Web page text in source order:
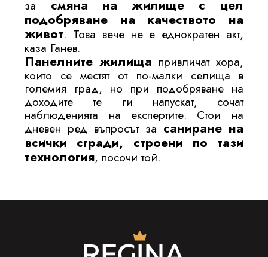
за смяна на жилище с цел
подобряване на качеството на
живот. Това вече не е еднократен акт,
каза Ганев.
Панелните жилища привличат хора,
които се местят от по-малки селища в
големия град, но при подобряване на
доходите те ги напускат, сочат
наблюденията на експертите. Стои на
дневен ред въпросът за саниране на
всички сгради, строени по тази
технология, посочи той.